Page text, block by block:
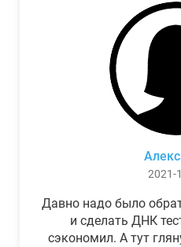
2021-
Давно надо было
и сделать ДНК
сэкономил. А тут